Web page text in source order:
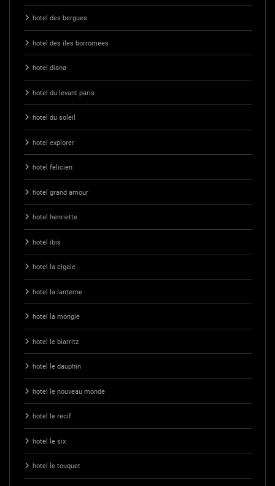
hotel des bergues
hotel des iles borromees
hotel diana
hotel du levant paris
hotel du soleil
hotel explorer
hotel felicien
hotel grand amour
hotel henriette
hotel ibis
hotel la cigale
hotel la lanterne
hotel la mongie
hotel le biarritz
hotel le dauphin
hotel le nouveau monde
hotel le recif
hotel le six
hotel le touquet